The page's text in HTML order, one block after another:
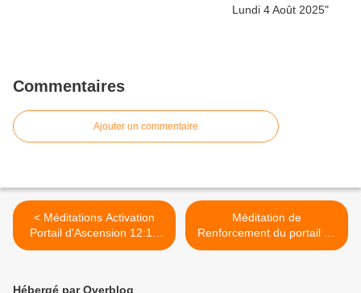
Commentaires
Ajouter un commentaire
< Méditations Activation
Portail d'Ascension 12:12
août 2025 Evènement à ne
Méditation de
Renforcement du portail de
l'Ascension 12:21 >
Hébergé par Overblog